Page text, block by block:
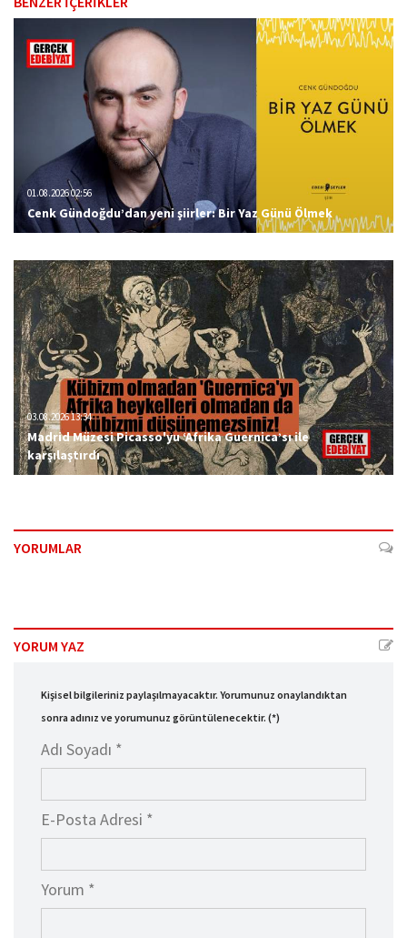
01.08.2026 02:56
Cenk Gündoğdu’dan yeni şiirler: Bir Yaz Günü Ölmek
03.08.2026 13:34
Madrid Müzesi Picasso'yu ‘Afrika Guernica’sı ile
karşılaştırdı
YORUMLAR
YORUM YAZ
Kişisel bilgileriniz paylaşılmayacaktır. Yorumunuz onaylandıktan
sonra adınız ve yorumunuz görüntülenecektir. (*)
Adı Soyadı *
E-Posta Adresi *
Yorum *